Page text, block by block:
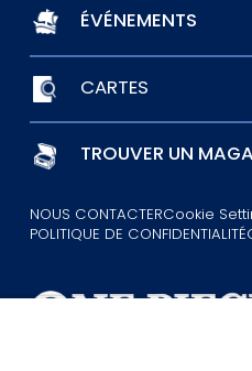
ÉVÉNEMENTS
CARTES
TROUVER UN
NOUS CONTACTERCookie
POLITIQUE DE CONFIDENTIALITÉ